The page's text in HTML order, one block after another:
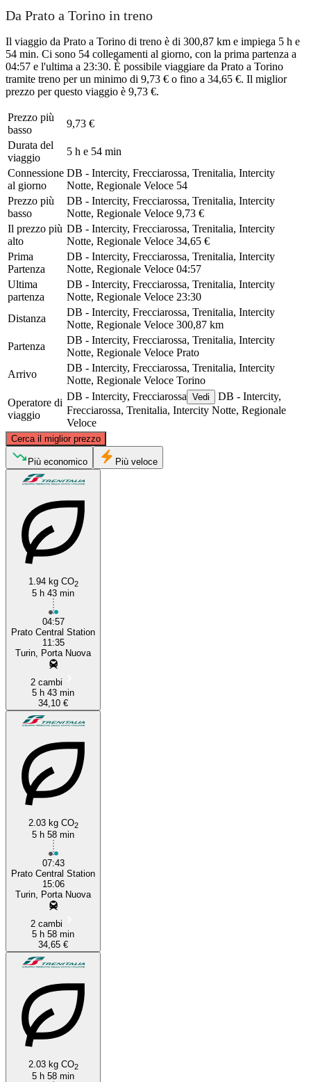
Da Prato a Torino in treno
Il viaggio da Prato a Torino di treno è di 300,87 km e impiega 5 h e
54 min. Ci sono 54 collegamenti al giorno, con la prima partenza a
04:57 e l'ultima a 23:30. È possibile viaggiare da Prato a Torino
tramite treno per un minimo di 9,73 € o fino a 34,65 €. Il miglior
prezzo per questo viaggio è 9,73 €.
Prezzo più
basso
9,73 €
Durata del
viaggio
5 h e 54 min
Connessione
al giorno
DB - Intercity, Frecciarossa, Trenitalia, Intercity
Notte, Regionale Veloce 54
Prezzo più
basso
DB - Intercity, Frecciarossa, Trenitalia, Intercity
Notte, Regionale Veloce 9,73 €
Il prezzo più
alto
DB - Intercity, Frecciarossa, Trenitalia, Intercity
Notte, Regionale Veloce 34,65 €
Prima
Partenza
DB - Intercity, Frecciarossa, Trenitalia, Intercity
Notte, Regionale Veloce 04:57
Ultima
partenza
DB - Intercity, Frecciarossa, Trenitalia, Intercity
Notte, Regionale Veloce 23:30
Distanza
DB - Intercity, Frecciarossa, Trenitalia, Intercity
Notte, Regionale Veloce 300,87 km
Partenza
DB - Intercity, Frecciarossa, Trenitalia, Intercity
Notte, Regionale Veloce Prato
Arrivo
DB - Intercity, Frecciarossa, Trenitalia, Intercity
Notte, Regionale Veloce Torino
Operatore di
viaggio
DB - Intercity, Frecciarossa Vedi
DB - Intercity,
Frecciarossa, Trenitalia, Intercity Notte, Regionale
Veloce
Cerca il miglior prezzo
Turin
Più economico Più veloce
1.94 kg CO2
5 h 43 min
04:57
Prato Central Station
11:35
Turin, Porta Nuova
2 cambi
5 h 43 min
34,10 €
2.03 kg CO2
5 h 58 min
07:43
Prato Central Station
15:06
Turin, Porta Nuova
2 cambi
5 h 58 min
34,65 €
2.03 kg CO2
5 h 58 min